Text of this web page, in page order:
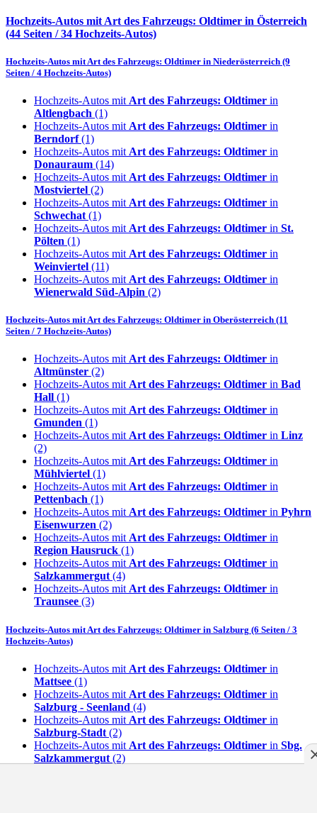
Hochzeits-Autos mit Art des Fahrzeugs: Oldtimer in Österreich
(44 Seiten / 34 Hochzeits-Autos)
Hochzeits-Autos mit Art des Fahrzeugs: Oldtimer in Niederösterreich (9
Seiten / 4 Hochzeits-Autos)
Hochzeits-Autos mit Art des Fahrzeugs: Oldtimer in
Altlengbach (1)
Hochzeits-Autos mit Art des Fahrzeugs: Oldtimer in
Berndorf(1)
Hochzeits-Autos mit Art des Fahrzeugs: Oldtimer in
Donauraum (14)
Hochzeits-Autos mit Art des Fahrzeugs: Oldtimer in
Mostviertel (2)
Hochzeits-Autos mit Art des Fahrzeugs: Oldtimer in
Schwechat (1)
Hochzeits-Autos mit Art des Fahrzeugs: Oldtimer in St.
Pölten (1)
Hochzeits-Autos mit Art des Fahrzeugs: Oldtimer in
Weinviertel (11)
Hochzeits-Autos mit Art des Fahrzeugs: Oldtimer in
Wienerwald Süd-Alpin (2)
Hochzeits-Autos mitArt des Fahrzeugs: Oldtimer in Oberösterreich (11
Seiten / 7 Hochzeits-Autos)
Hochzeits-Autos mitArt des Fahrzeugs: Oldtimer in
Altmünster (2)
Hochzeits-Autos mitArt des Fahrzeugs: Oldtimer in Bad
Hall (1)
Hochzeits-Autos mitArt des Fahrzeugs: Oldtimer in
Gmunden (1)
Hochzeits-Autos mitArt des Fahrzeugs: Oldtimer in Linz
(2)
Hochzeits-Autos mitArt des Fahrzeugs: Oldtimer in
Mühlviertel (1)
Hochzeits-Autos mitArt des Fahrzeugs: Oldtimer in
Pettenbach (1)
Hochzeits-Autos mitArt des Fahrzeugs: Oldtimer in Pyhrn
Eisenwurzen (2)
Hochzeits-Autos mitArt des Fahrzeugs: Oldtimer in
Region Hausruck (1)
Hochzeits-Autos mitArt des Fahrzeugs: Oldtimer in
Salzkammergut(4)
Hochzeits-Autos mitArt des Fahrzeugs: Oldtimer in
Traunsee (3)
Hochzeits-Autos mit Art des Fahrzeugs: Oldtimer in Salzburg (6 Seiten / 3
Hochzeits-Autos)
Hochzeits-Autos mit Art des Fahrzeugs: Oldtimer in
Mattsee (1)
Hochzeits-Autos mit Art des Fahrzeugs: Oldtimer in
Salzburg - Seenland (4)
Hochzeits-Autos mit Art des Fahrzeugs: Oldtimer in
Salzburg-Stadt (2)
Hochzeits-Autos mit Art des Fahrzeugs: Oldtimer in Sbg.
Salzkammergut (2)